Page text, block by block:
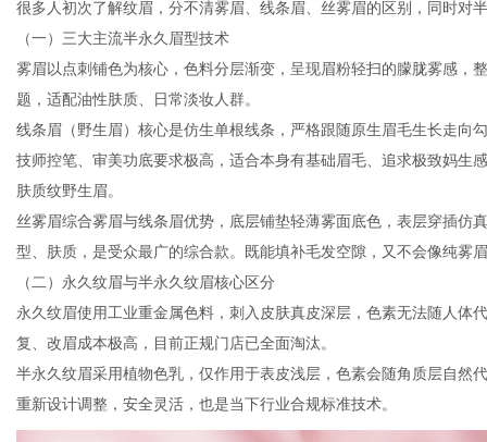
很多人初次了解纹眉，分不清雾眉、线条眉、丝雾眉的区别，同时对
（一）三大主流半永久眉型技术
雾眉以点刺铺色为核心，色料分层渐变，呈现眉粉轻扫的朦胧雾感，
题，适配油性肤质、日常淡妆人群。
线条眉（野生眉）核心是仿生单根线条，严格跟随原生眉毛生长走向
技师控笔、审美功底要求极高，适合本身有基础眉毛、追求极致妈生
肤质纹野生眉。
丝雾眉综合雾眉与线条眉优势，底层铺垫轻薄雾面底色，表层穿插仿
型、肤质，是受众最广的综合款。既能填补毛发空隙，又不会像纯雾
（二）永久纹眉与半永久纹眉核心区分
永久纹眉使用工业重金属色料，刺入皮肤真皮深层，色素无法随人体
复、改眉成本极高，目前正规门店已全面淘汰。
半永久纹眉采用植物色乳，仅作用于表皮浅层，色素会随角质层自然
重新设计调整，安全灵活，也是当下行业合规标准技术。